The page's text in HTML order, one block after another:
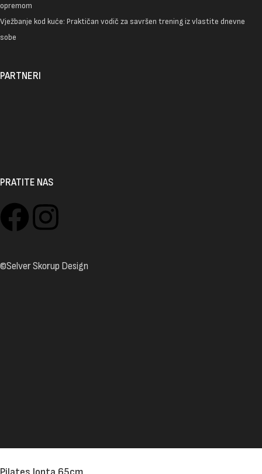
opremom
Vježbanje kod kuće: Praktičan vodič za savršen trening iz vlastite dnevne
sobe
PARTNERI
PRATITE NAS
©Selver Skorup Design